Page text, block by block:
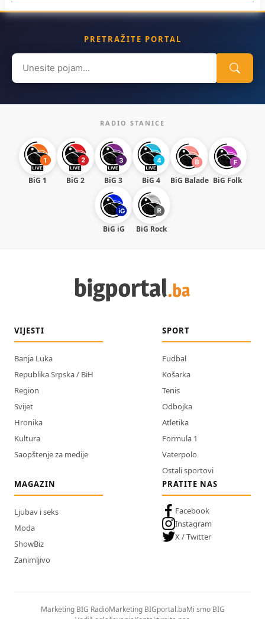
PRETRAŽITE PORTAL
Search
for:
RADIO STANICE
BiG 1 BiG 2 BiG 3 BiG 4 BiG Balade BiG Folk
BiG iG BiG Rock
VIJESTI
Banja Luka
Republika Srpska / BiH
Region
Svijet
Hronika
Kultura
Saopštenje za medije
SPORT
Fudbal
Košarka
Tenis
Odbojka
Atletika
Formula 1
Vaterpolo
Ostali sportovi
MAGAZIN
Ljubav i seks
Moda
ShowBiz
Zanimljivo
PRATITE NAS
Facebook
Instagram
X / Twitter
Marketing BIG RadioMarketing BIGportal.baMi smo BIG